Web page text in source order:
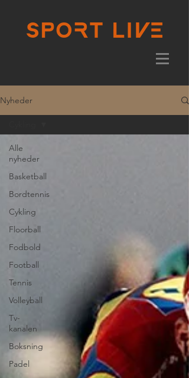
Nyheder
Alle
nyheder
Basketball
Bordtennis
Cykling
Floorball
Fodbold
Football
Tennis
Volleyball
Tv-
kanalen
Boksning
Padel